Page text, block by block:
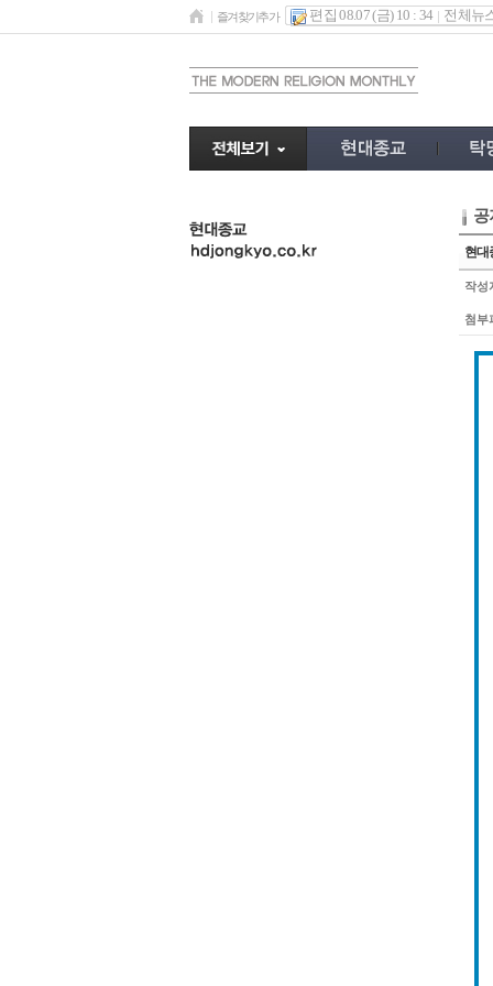
즐겨찾기추가 편집 08.07 (금) 10 : 34 전체뉴
공
현대
작성
첨부